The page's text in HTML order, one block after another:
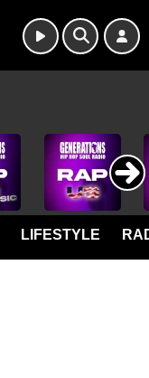
LIFESTYLE